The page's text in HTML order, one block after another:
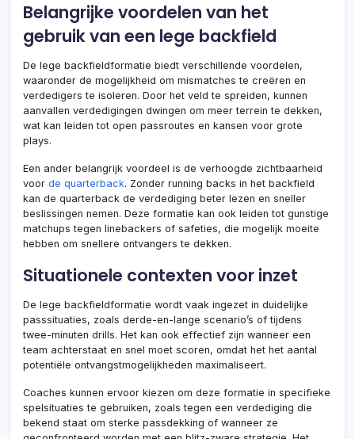
Belangrijke voordelen van het
gebruik van een lege backfield
De lege backfieldformatie biedt verschillende voordelen,
waaronder de mogelijkheid om mismatches te creëren en
verdedigers te isoleren. Door het veld te spreiden, kunnen
aanvallen verdedigingen dwingen om meer terrein te dekken,
wat kan leiden tot open passroutes en kansen voor grote
plays.
Een ander belangrijk voordeel is de verhoogde zichtbaarheid
voor de quarterback. Zonder running backs in het backfield
kan de quarterback de verdediging beter lezen en sneller
beslissingen nemen. Deze formatie kan ook leiden tot gunstige
matchups tegen linebackers of safeties, die mogelijk moeite
hebben om snellere ontvangers te dekken.
Situationele contexten voor inzet
De lege backfieldformatie wordt vaak ingezet in duidelijke
passsituaties, zoals derde-en-lange scenario’s of tijdens
twee-minuten drills. Het kan ook effectief zijn wanneer een
team achterstaat en snel moet scoren, omdat het het aantal
potentiële ontvangstmogelijkheden maximaliseert.
Coaches kunnen ervoor kiezen om deze formatie in specifieke
spelsituaties te gebruiken, zoals tegen een verdediging die
bekend staat om sterke passdekking of wanneer ze